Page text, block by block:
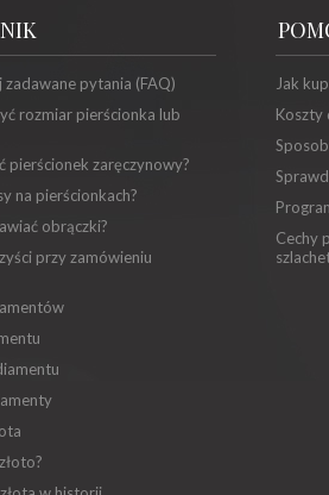
zadawane pytania (FAQ)
rozmiar pierścionka lub
pierścionek zaręczynowy?
na pierścionkach?
obrączki?
przy zamówieniu
Jak
Koszty
Cechy